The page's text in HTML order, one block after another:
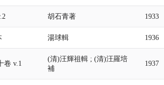
胡石青著 1933
湯球輯 1936
卷 v.1
(清)汪輝祖輯 ; (清)汪羅培
補
1937